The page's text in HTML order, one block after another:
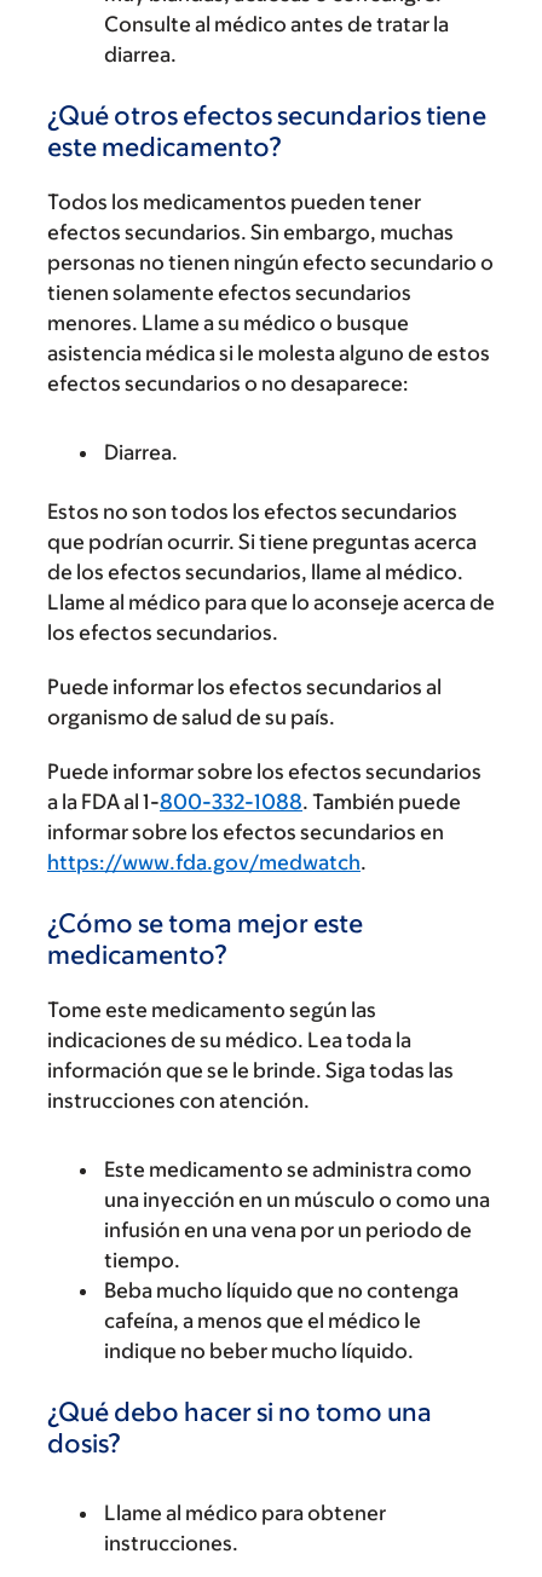
Consulte al médico antes de tratar la
diarrea.
¿Qué otros efectos secundarios tiene
este medicamento?
Todos los medicamentos pueden tener
efectos secundarios. Sin embargo, muchas
personas no tienen ningún efecto secundario o
tienen solamente efectos secundarios
menores. Llame a su médico o busque
asistencia médica si le molesta alguno de estos
efectos secundarios o no desaparece:
Diarrea.
Estos no son todos los efectos secundarios
que podrían ocurrir. Si tiene preguntas acerca
de los efectos secundarios, llame al médico.
Llame al médico para que lo aconseje acerca de
los efectos secundarios.
Puede informar los efectos secundarios al
organismo de salud de su país.
Puede informar sobre los efectos secundarios
a la FDA al 1-800-332-1088. También puede
informar sobre los efectos secundarios en
https://www.fda.gov/medwatch.
¿Cómo se toma mejor este
medicamento?
Tome este medicamento según las
indicaciones de su médico. Lea toda la
información que se le brinde. Siga todas las
instrucciones con atención.
Este medicamento se administra como
una inyección en un músculo o como una
infusión en una vena por un periodo de
tiempo.
Beba mucho líquido que no contenga
cafeína, a menos que el médico le
indique no beber mucho líquido.
¿Qué debo hacer si no tomo una
dosis?
Llame al médico para obtener
instrucciones.